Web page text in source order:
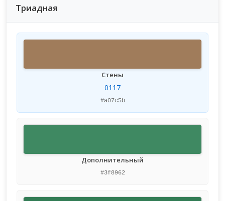
Триадная
Стены
0117
#a07c5b
Дополнительный
#3f8962